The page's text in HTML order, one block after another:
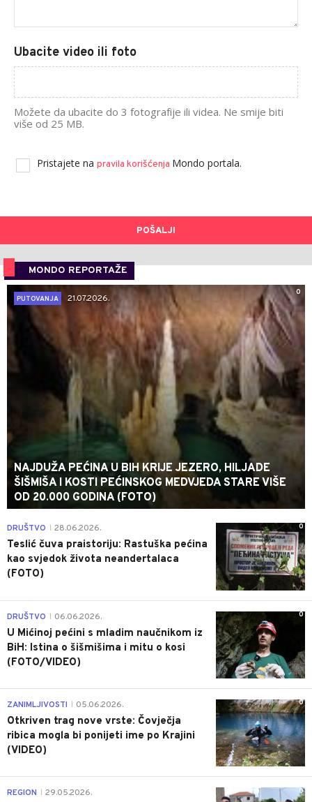
Ubacite video ili foto
Možete da ubacite do 3 fotografije ili videa. Ne smije biti
više od 25 MB.
Pristajete na pravila korišćenja Mondo portala.
POŠALJI
MONDO REPORTAŽE
0
PUTOVANJA
21.07.2026.
NAJDUŽA PEĆINA U BIH KRIJE JEZERO, HILJADE
ŠIŠMIŠA I KOSTI PEĆINSKOG MEDVJEDA STARE VIŠE
OD 20.000 GODINA (FOTO)
0
DRUŠTVO 28.06.2026.
Teslić čuva praistoriju: Rastuška pećina
kao svjedok života neandertalaca
(FOTO)
0
DRUŠTVO 06.06.2026.
U Mićinoj pećini s mladim naučnikom iz
BiH: Istina o šišmišima i mitu o kosi
(FOTO/VIDEO)
0
ZANIMLJIVOSTI 05.06.2026.
Otkriven trag nove vrste: Čovječja
ribica mogla bi ponijeti ime po Krajini
(VIDEO)
0
REGION 29.05.2026.